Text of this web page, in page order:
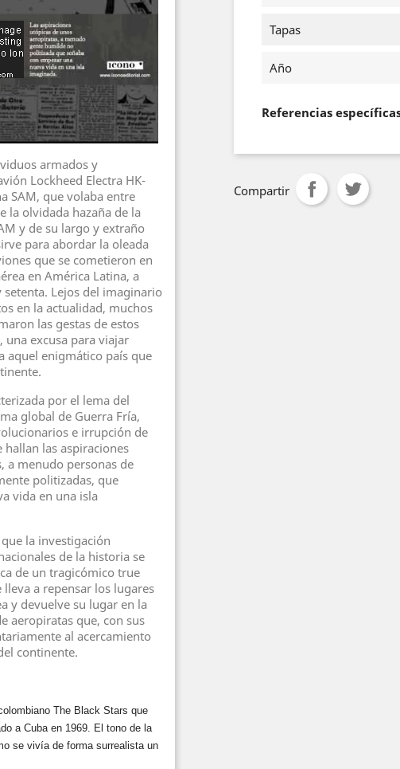
armados y
Lockheed Electra HK-
SAM, que volaba entre
la olvidada hazaña de la
y de su largo y extraño
para abordar la oleada
que se cometieron en
en América Latina, a
setenta. Lejos del imaginario
en la actualidad, muchos
las gestas de estos
excusa para viajar
aquel enigmático país que
por el lema del
global de Guerra Fría,
e irrupción de
las aspiraciones
a menudo personas de
politizadas, que
vida en una isla
la investigación
de la historia se
de un tragicómico true
a repensar los lugares
y devuelve su lugar en la
aeropiratas que, con sus
al acercamiento
continente.
The Black Stars que
a Cuba en 1969. El tono de la
se vivía de forma surrealista un
Tapas
Año
Referencias
Compartir